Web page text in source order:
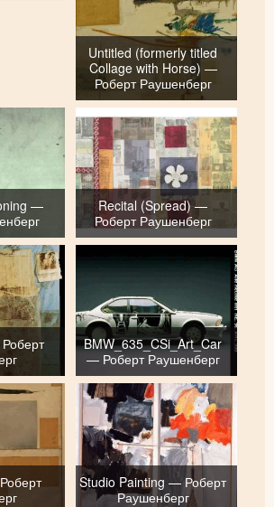
Untitled (formerly titled
Collage with Horse) —
Роберт Раушенберг
—
Recital (Spread) —
Роберт Раушенберг
BMW_635_CSi_Art_Car
— Роберт Раушенберг
Studio Painting — Роберт
Раушенберг